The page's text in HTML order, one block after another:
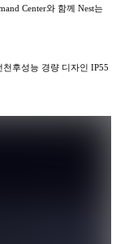
Center와 함께 Nest는
후성능 경량 디자인 IP55